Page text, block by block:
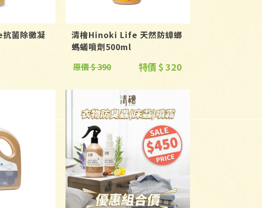
菌除黴凝
清檜Hinoki Life 天然防蟑螂
螞蟻噴劑500ml
原價 $ 390
特價 $ 320